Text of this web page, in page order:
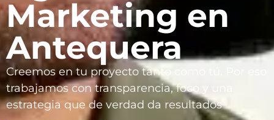
Marketing en
Antequera
Creemos en tu proyecto tanto como tú. Por eso
trabajamos con transparencia, foco y una
estrategia que de verdad da resultados